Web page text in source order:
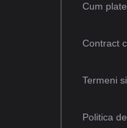
Cum
Contract
Termeni
Politica